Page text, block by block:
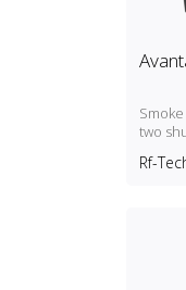
two
Rf-